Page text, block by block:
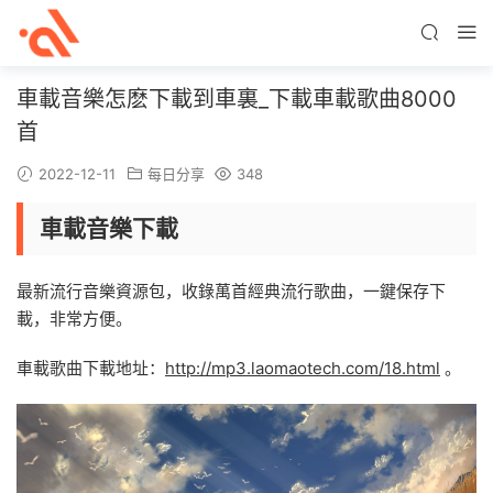
車載音樂怎麽下載到車裏_下載車載歌曲8000
首
2022-12-11 每日分享 348
車載音樂下載
最新流行音樂資源包，收錄萬首經典流行歌曲，一鍵保存下
載，非常方便。
車載歌曲下載地址： http://mp3.laomaotech.com/18.html 。